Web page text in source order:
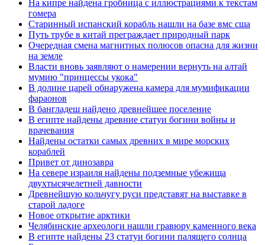
На кипре найдена гробница с иллюстрациями к текстам
гомера
Старинный испанский корабль нашли на базе вмс сша
Путь трубе в китай преграждает природный парк
Очередная смена магнитных полюсов опасна для жизни
на земле
Власти вновь заявляют о намерении вернуть на алтай
мумию "принцессы укока"
В долине царей обнаружена камера для мумификации
фараонов
В бангладеш найдено древнейшее поселение
В египте найдены древние статуи богини войны и
врачевания
Найдены остатки самых древних в мире морских
кораблей
Привет от динозавра
На севере израиля найдены подземные убежища
двухтысячелетней давности
Древнейшую кольчугу руси представят на выставке в
старой ладоге
Новое открытие арктики
Челябинские археологи нашли гравюру каменного века
В египте найдены 23 статуи богини палящего солнца